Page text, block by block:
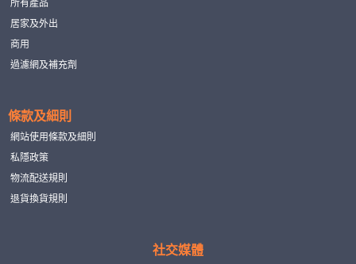
所有產品
居家及外出
商用
過濾網及補充劑
條款及細則
網站使用條款及細則
私隱政策
物流配送規則
退貨換貨規則
社交媒體